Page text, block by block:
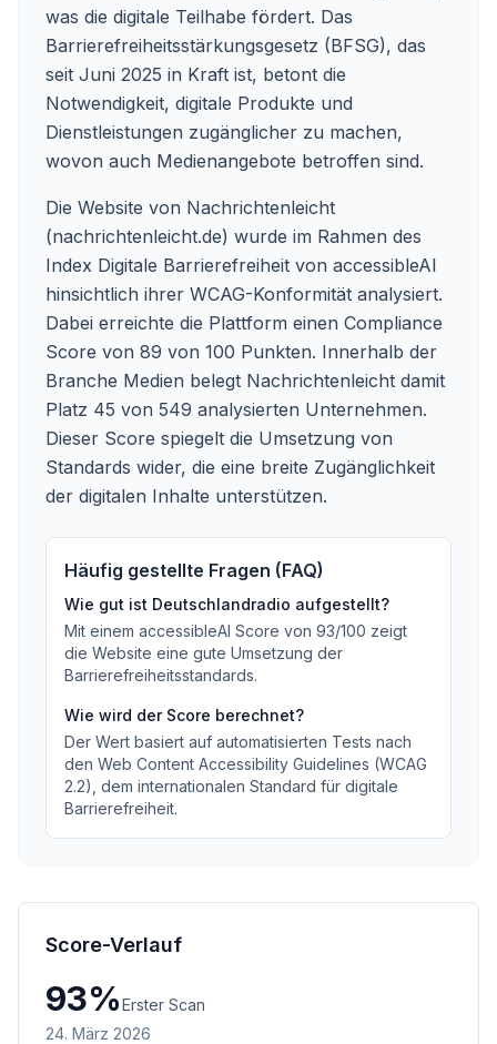
was die digitale Teilhabe fördert. Das
Barrierefreiheitsstärkungsgesetz (BFSG), das
seit Juni 2025 in Kraft ist, betont die
Notwendigkeit, digitale Produkte und
Dienstleistungen zugänglicher zu machen,
wovon auch Medienangebote betroffen sind.
Die Website von Nachrichtenleicht
(nachrichtenleicht.de) wurde im Rahmen des
Index Digitale Barrierefreiheit von accessibleAI
hinsichtlich ihrer WCAG-Konformität analysiert.
Dabei erreichte die Plattform einen Compliance
Score von 89 von 100 Punkten. Innerhalb der
Branche Medien belegt Nachrichtenleicht damit
Platz 45 von 549 analysierten Unternehmen.
Dieser Score spiegelt die Umsetzung von
Standards wider, die eine breite Zugänglichkeit
der digitalen Inhalte unterstützen.
Häufig gestellte Fragen (FAQ)
Wie gut ist Deutschlandradio aufgestellt?
Mit einem accessibleAI Score von 93/100 zeigt
die Website eine gute Umsetzung der
Barrierefreiheitsstandards.
Wie wird der Score berechnet?
Der Wert basiert auf automatisierten Tests nach
den Web Content Accessibility Guidelines (WCAG
2.2), dem internationalen Standard für digitale
Barrierefreiheit.
Score-Verlauf
93%Erster Scan
24. März 2026